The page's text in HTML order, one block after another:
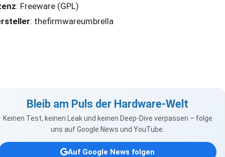
: Freeware (GPL)
: thefirmwareumbrella
Bleib am Puls der Hardware-Welt
Keinen Test, keinen Leak und keinen Deep-Dive verpassen – folge
uns auf Google News und YouTube.
Auf Google News folgen